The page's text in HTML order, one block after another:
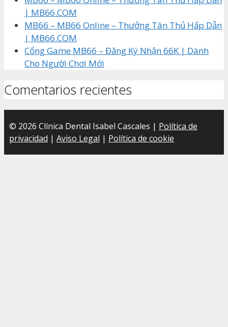
| MB66.COM
MB66 – MB66 Online – Thưởng Tân Thủ Hấp Dẫn
| MB66.COM
Cổng Game MB66 – Đăng Ký Nhận 66K | Dành
Cho Người Chơi Mới
Comentarios recientes
© 2026 Clínica Dental Isabel Cascales | Política de
privacidad | Aviso Legal | Política de cookie